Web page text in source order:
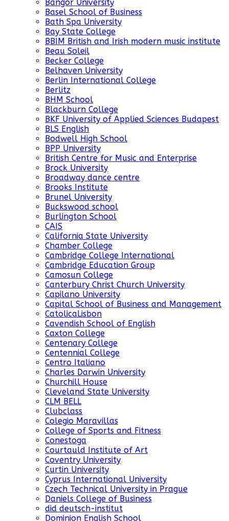
Bangor University
Basel School of Business
Bath Spa University
Bay State College
BBIM British and Irish modern music institute
Beau Soleil
Becker College
Belhaven University
Berlin International College
Berlitz
BHM School
Blackburn College
BKF University of Applied Sciences Budapest
BLS English
Bodwell High School
BPP University
British Centre for Music and Enterprise
Brock University
Broadway dance centre
Brooks Institute
Brunel University
Buckswood school
Burlington School
CAIS
California State University
Chamber College
Cambridge College International
Cambridge Education Group
Camosun College
Canterbury Christ Church University
Capilano University
Capital School of Business and Management
CatolicaLisbon
Cavendish School of English
Caxton College
Centenary College
Centennial College
Centro Italiano
Charles Darwin University
Churchill House
Cleveland State University
CLM BELL
Clubclass
Colegio Maravillas
College of Sports and Fitness
Conestoga
Courtauld Institute of Art
Coventry University
Curtin University
Cyprus International University
Czech Technical University in Prague
Daniels College of Business
did deutsch-institut
Dominion English School